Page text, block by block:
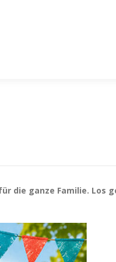
die ganze Familie. Los